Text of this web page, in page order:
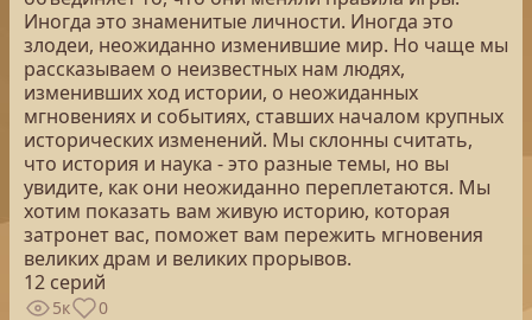
Иногда это знаменитые личности. Иногда это
злодеи, неожиданно изменившие мир. Но чаще мы
рассказываем о неизвестных нам людях,
изменивших ход истории, о неожиданных
мгновениях и событиях, ставших началом крупных
исторических изменений. Мы склонны считать,
что история и наука - это разные темы, но вы
увидите, как они неожиданно переплетаются. Мы
хотим показать вам живую историю, которая
затронет вас, поможет вам пережить мгновения
великих драм и великих прорывов.
12 серий
5к 0